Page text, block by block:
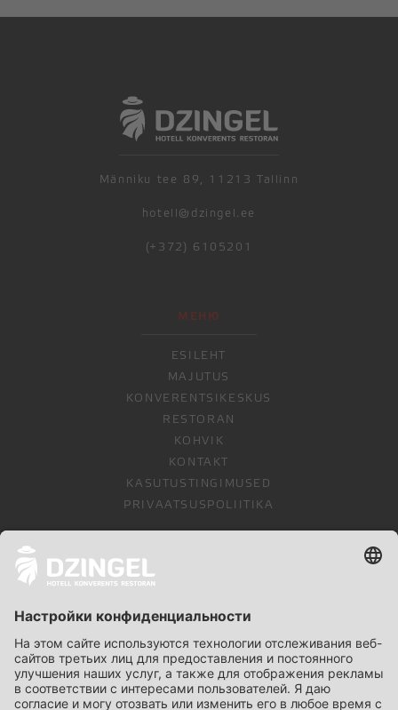
Männiku tee 89, 11213 Tallinn
hotell@dzingel.ee
(+372) 6105201
МЕНЮ
ESILEHT
MAJUTUS
KONVERENTSIKESKUS
RESTORAN
KOHVIK
KONTAKT
KASUTUSTINGIMUSED
PRIVAATSUSPOLIITIKA
НАЙДИ НАС ЕЩЕ
INSTAGRAM
GOOGLE
ЯЗЫК